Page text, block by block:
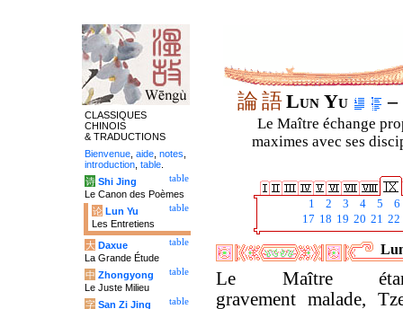
論語Lun Yu –
Le Maître échange
maximes avec ses
1 2 3 4 5
6
17 18 19 20 21 22
Le Maître
gravement malade,
CLASSIQUES
CHINOIS
& TRADUCTIONS
Bienvenue aide notes
introduction table
table
诗 Shi Jing
Le Canon des Poèmes
table
论 Lun Yu
Les Entretiens
table
大 Daxue
La Grande Étude
table
中 Zhongyong
Le Juste Milieu
table
字 San Zi Jing